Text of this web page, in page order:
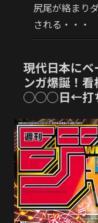
尻尾が絡まり
される・・・
現代日本に
ンガ爆誕！
◯◯◯日←打ち